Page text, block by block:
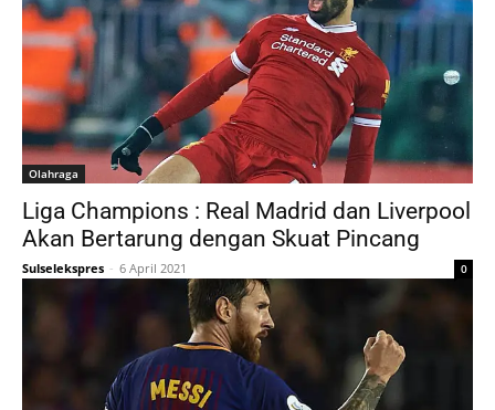
Olahraga
Liga Champions : Real Madrid dan Liverpool
Akan Bertarung dengan Skuat Pincang
Sulselekspres - 6 April 2021 0